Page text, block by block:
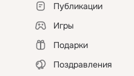
Публикации
Игры
Подарки
Поздравления